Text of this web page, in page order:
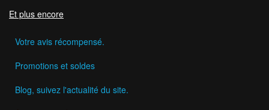
Et plus encore
Votre avis récompensé.
Promotions et soldes
Blog, suivez l'actualité du site.